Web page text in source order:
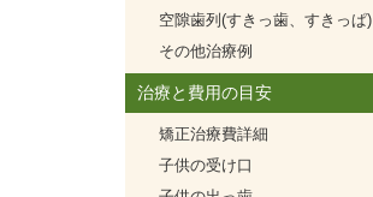
空隙歯列(すきっ歯、すきっぱ)
その他治療例
治療と費用の目安
矯正治療費詳細
子供の受け口